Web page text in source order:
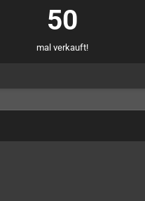
50
mal verkauft!